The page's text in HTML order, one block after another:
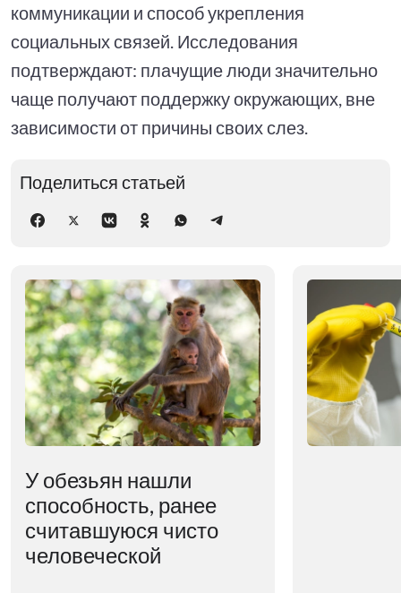
коммуникации и способ укрепления
социальных связей. Исследования
подтверждают: плачущие люди значительно
чаще получают поддержку окружающих, вне
зависимости от причины своих слез.
Поделиться статьей
У обезьян нашли
способность, ранее
считавшуюся чисто
человеческой